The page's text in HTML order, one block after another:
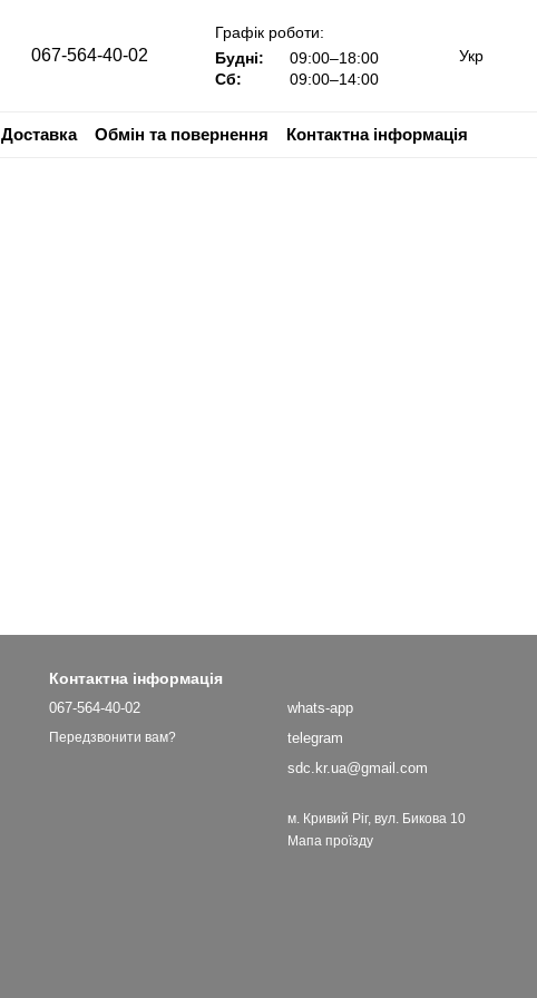
067-564-40-02
Графік роботи:
Будні:
09:00–18:00
Сб:
09:00–14:00
Укр
Доставка Обмін та повернення
Контактна інформація
Контактна інформація
067-564-40-02
Передзвонити вам?
whats-app
telegram
sdc.kr.ua@gmail.com
м. Кривий Ріг, вул. Бикова 10
Мапа проїзду